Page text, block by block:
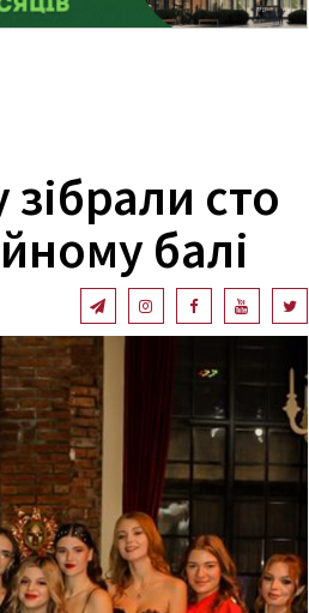
сто
балі